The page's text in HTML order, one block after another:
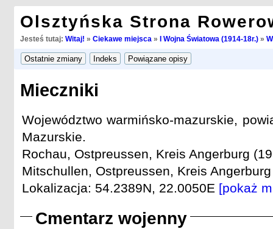
Olsztyńska Strona
Jesteś tutaj: Witaj! » Ciekawe miejsca » I Wojna Światowa (1914-18r.)»
Mieczniki
Województwo warmińsko-mazurskie,
Mazurskie.
Rochau, Ostpreussen, Kreis Angerburg
Mitschullen, Ostpreussen, Kreis
Lokalizacja: 54.2389N, 22.0050E [pokaż
Cmentarz wojenny